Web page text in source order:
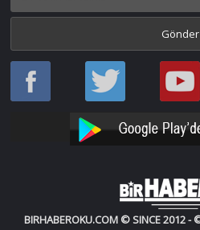
Haber
Oku
Haber
Oku
Bir
Haber
BIRHABEROKU.COM © SINCE 2012